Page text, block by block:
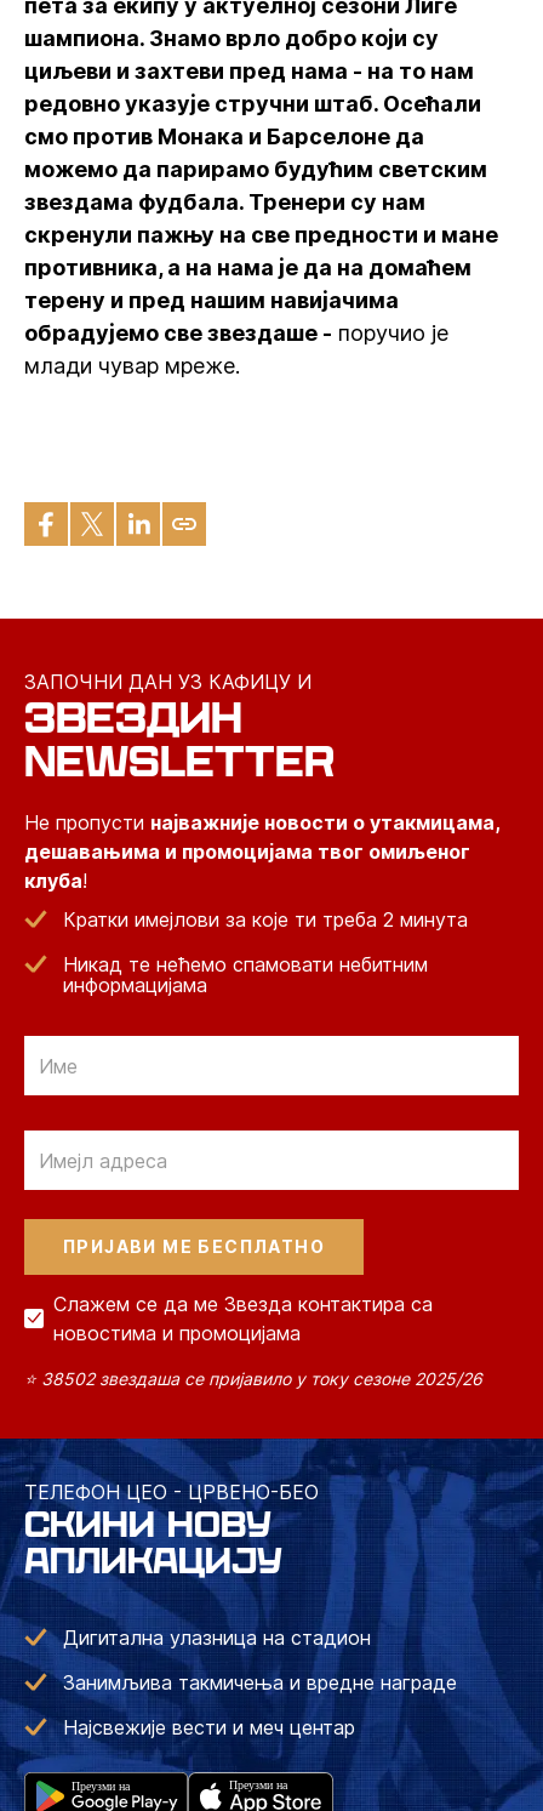
пета за екипу у актуелној сезони Лиге
шампиона. Знамо врло добро који су
циљеви и захтеви пред нама - на то нам
редовно указује стручни штаб. Осећали
смо против Монака и Барселоне да
можемо да парирамо будућим светским
звездама фудбала. Тренери су нам
скренули пажњу на све предности и мане
противника, а на нама је да на домаћем
терену и пред нашим навијачима
обрадујемо све звездаше - поручио је
млади чувар мреже.
ЗАПОЧНИ ДАН УЗ КАФИЦУ И
ЗВЕЗДИН
NEWSLETTER
Не пропусти најважније новости о утакмицама,
дешавањима и промоцијама твог омиљеног
клуба!
Кратки имејлови за које ти треба 2 минута
Никад те нећемо спамовати небитним
информацијама
Слажем се да ме Звезда контактира са
новостима и промоцијама
⭐ 38502 звездаша се пријавило у току сезоне 2025/26
ТЕЛЕФОН ЦЕО - ЦРВЕНО-БЕО
СКИНИ НОВУ
АПЛИКАЦИЈУ
Дигитална улазница на стадион
Занимљива такмичења и вредне награде
Најсвежије вести и меч центар